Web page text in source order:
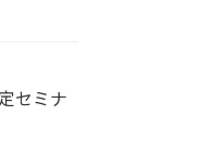
セミナ